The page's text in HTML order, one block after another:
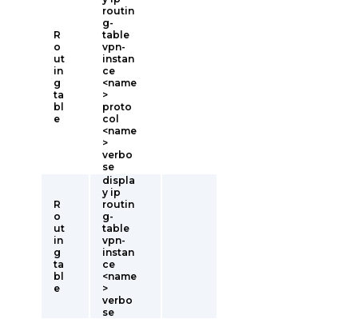
R
o
ut
in
g
ta
bl
e
routin
g-
table
vpn-
instan
ce
<name
>
proto
col
<name
>
verbo
se
R
o
ut
in
g
ta
bl
e
displa
y ip
routin
g-
table
vpn-
instan
ce
<name
>
verbo
se